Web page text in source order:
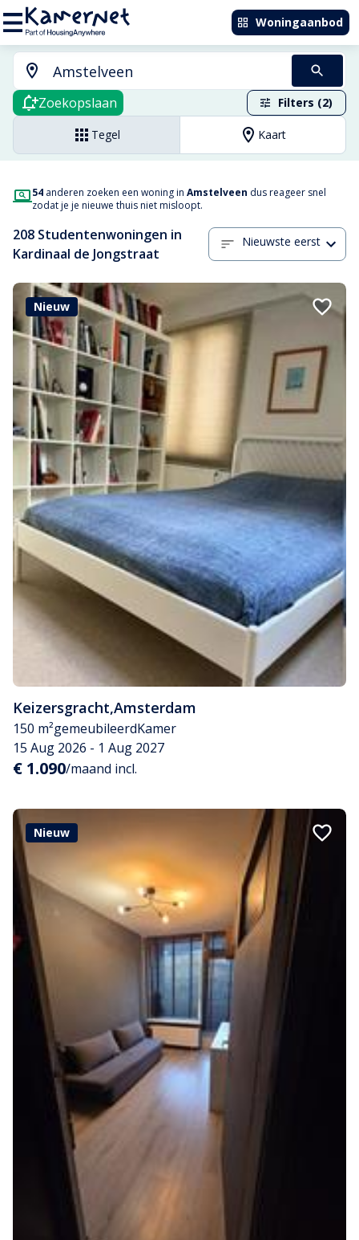
Woningaanbod
Zoekopslaan Filters (2)
Tegel Kaart
54 anderen zoeken een woning in Amstelveen dus reageer snel
zodat je je nieuwe thuis niet misloopt.
208 Studentenwoningen in
Kardinaal de Jongstraat
Nieuwste eerst
Nieuw
Keizersgracht,Amsterdam
150 m²gemeubileerdKamer
15 Aug 2026 - 1 Aug 2027
€ 1.090/maand incl.
Nieuw